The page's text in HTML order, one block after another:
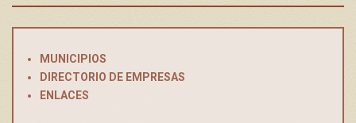
MUNICIPIOS
DIRECTORIO DE EMPRESAS
ENLACES